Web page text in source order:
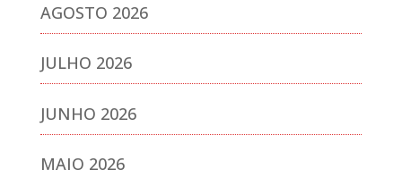
AGOSTO 2026
JULHO 2026
JUNHO 2026
MAIO 2026